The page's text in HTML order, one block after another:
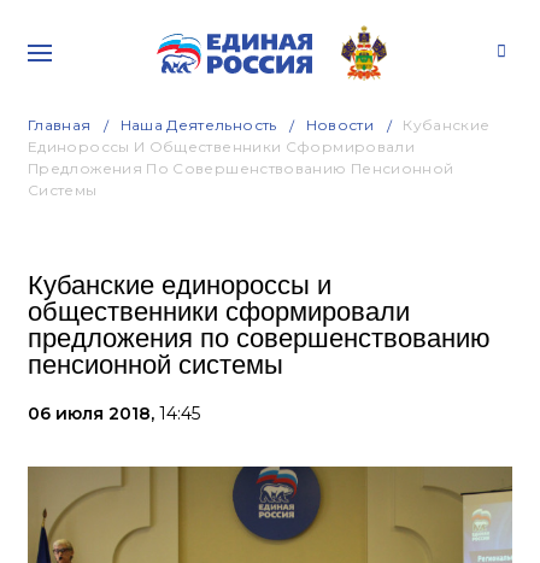
Главная Наша Деятельность Новости
Кубанские
Единороссы И Общественники Сформировали
Предложения По Совершенствованию Пенсионной
Системы
Кубанские единороссы и
общественники сформировали
предложения по совершенствованию
пенсионной системы
06 июля 2018, 14:45